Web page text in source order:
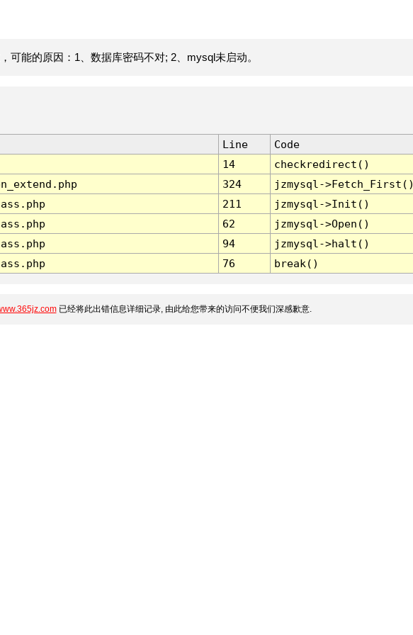
可能的原因：1、数据库密码不对; 2、mysql未启动。
Line
Code
14
checkredirect()
324
jzmysql-
211
jzmysql->Init()
62
jzmysql->Open()
94
jzmysql->halt()
76 break()
已经将此出错信息详细记录, 由此给您带来的访问不便我们深感歉意.